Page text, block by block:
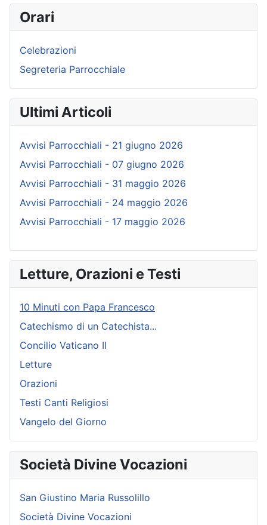
Orari
Celebrazioni
Segreteria Parrocchiale
Ultimi Articoli
Avvisi Parrocchiali - 21 giugno 2026
Avvisi Parrocchiali - 07 giugno 2026
Avvisi Parrocchiali - 31 maggio 2026
Avvisi Parrocchiali - 24 maggio 2026
Avvisi Parrocchiali - 17 maggio 2026
Letture, Orazioni e Testi
10 Minuti con Papa Francesco
Catechismo di un Catechista...
Concilio Vaticano II
Letture
Orazioni
Testi Canti Religiosi
Vangelo del Giorno
Società Divine Vocazioni
San Giustino Maria Russolillo
Società Divine Vocazioni